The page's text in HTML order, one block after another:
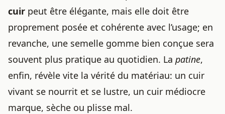
cuir peut être élégante, mais elle doit être
proprement posée et cohérente avec l’usage; en
revanche, une semelle gomme bien conçue sera
souvent plus pratique au quotidien. La patine,
enfin, révèle vite la vérité du matériau: un cuir
vivant se nourrit et se lustre, un cuir médiocre
marque, sèche ou plisse mal.